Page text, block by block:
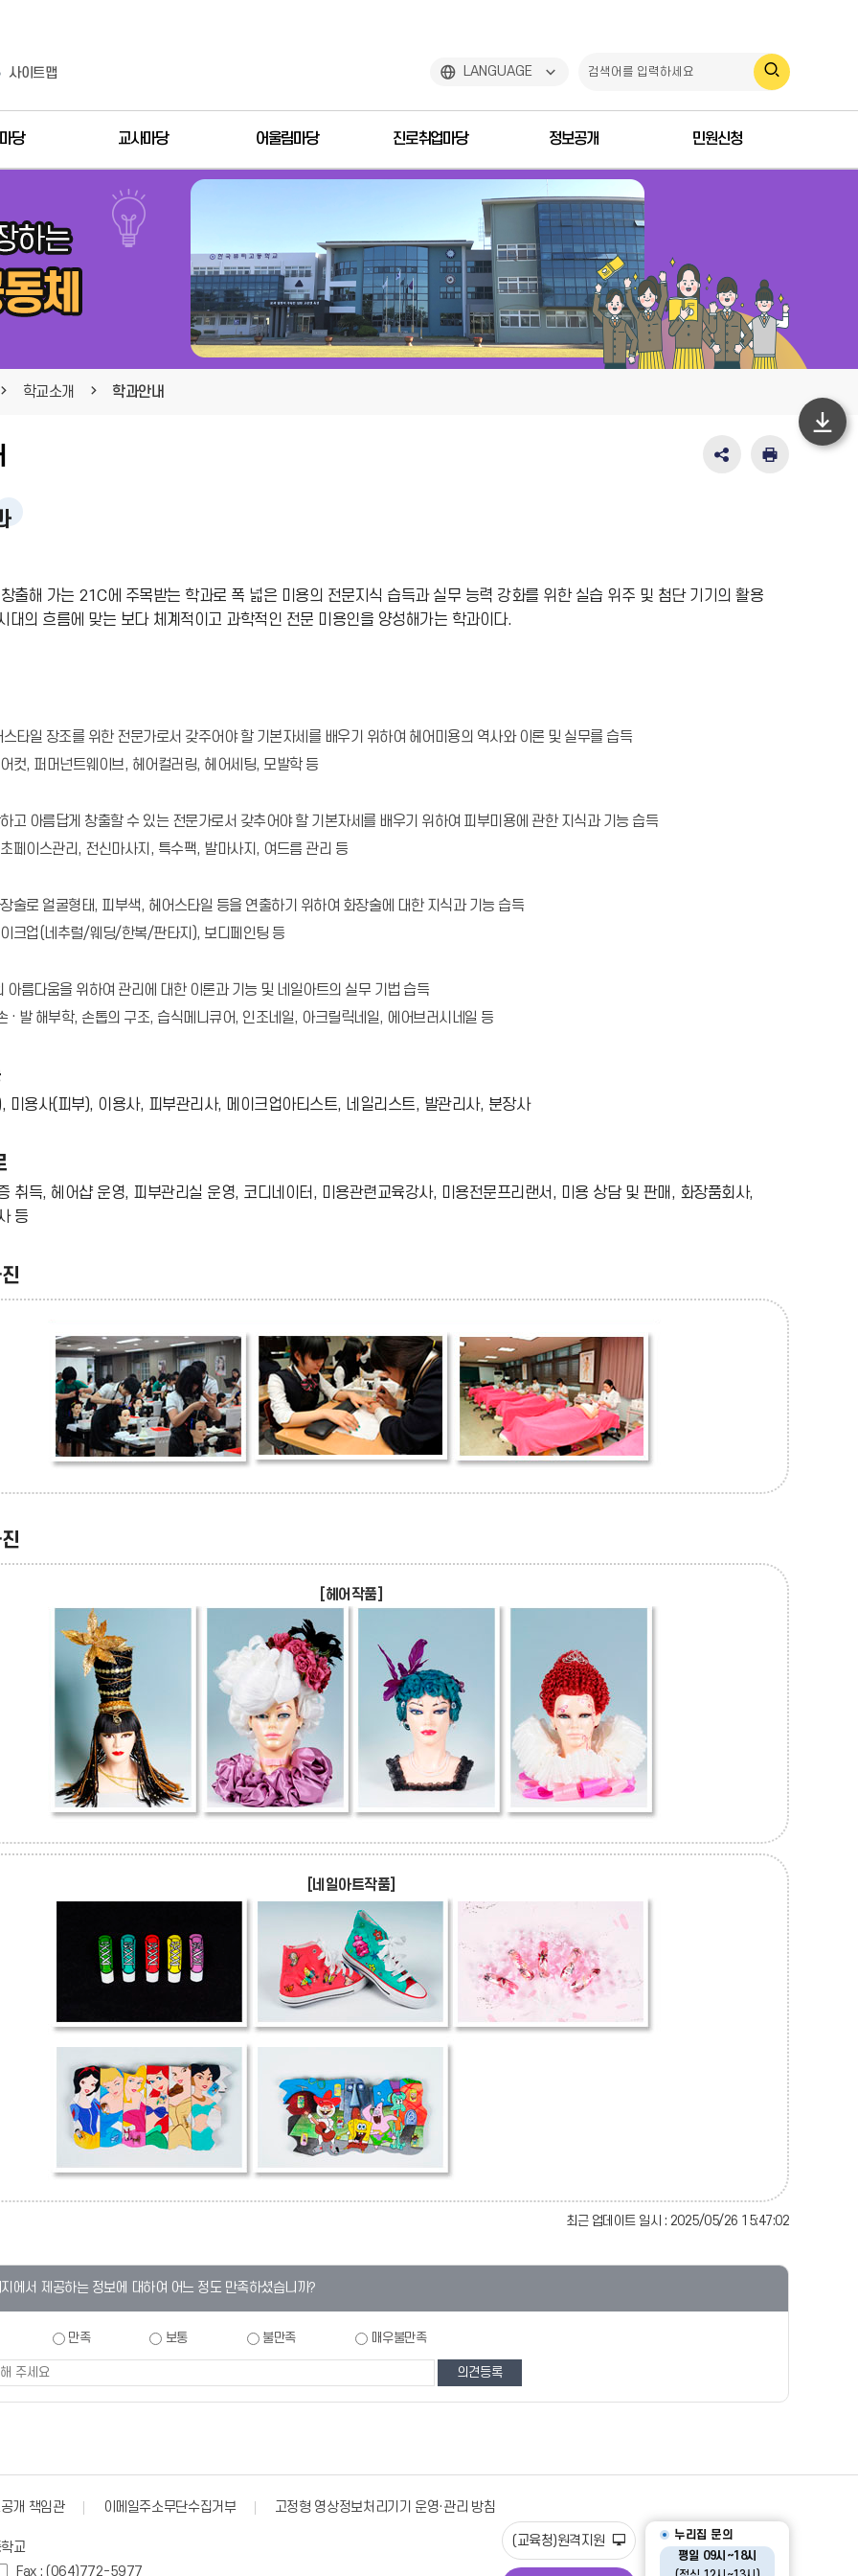
사이트맵 LANGUAGE
검
색
당 교사마당 어울림마당 진로취업마당 정보공개 민원신청
학교소개 학과안내
SNS
치
인
출해 가는 21C에 주목받는 학과로 폭 넓은 미용의 전문지식 습득과 실무 능력 강화를 위한 실습 위주 및 첨단 기기의 활용
대의 흐름에 맞는 보다 체계적이고 과학적인 전문 미용인을 양성해가는 학과이다.
타일 장조를 위한 전문가로서 갖주어야 할 기본자세를 배우기 위하여 헤어미용의 역사와 이론 및 실무를 습득
컷, 퍼머넌트웨이브, 헤어컬러링, 헤어세팅, 모발학 등
고 아름답게 창출할 수 있는 전문가로서 갖추어야 할 기본자세를 배우기 위하여 피부미용에 관한 지식과 기능 습득
페이스관리, 전신마사지, 특수팩, 발마사지, 여드름 관리 등
술로 얼굴형태, 피부색, 헤어스타일 등을 연출하기 위하여 화장술에 대한 지식과 기능 습득
크업(네추럴/웨딩/한복/판타지), 보디페인팅 등
아름다움을 위하여 관리에 대한 이론과 기능 및 네일아트의 실무 기법 습득
· 발 해부학, 손톱의 구조, 습식메니큐어, 인조네일, 아크릴릭네일, 에어브러시네일 등
미용사(피부), 이용사, 피부관리사, 메이크업아티스트, 네일리스트, 발관리사, 분장사
취득, 헤어샵 운영, 피부관리실 운영, 코디네이터, 미용관련교육강사, 미용전문프리랜서, 미용 상담 및 판매, 화장품회사,
등
[헤어작품]
[네일아트작품]
최근 업데이트 일시 : 2025/05/26 15:47:02
에서 제공하는 정보에 대하여 어느 정도 만족하셨습니까?
만족 보통 불만족 매우불만족
하
개 책임관 이메일주소무단수집거부 고정형 영상정보처리기기 운영·관리 방침
(교육청)원격지원
누리집 문의
평일 09시~18시
교
Fax : (064)772-5977